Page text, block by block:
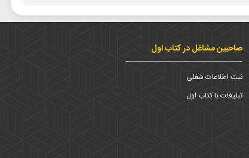
صاحبین مشاغل در کتاب اول
ثبت اطلاعات شغلی
تبلیغات با کتاب اول